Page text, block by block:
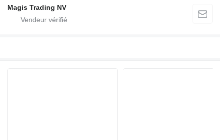
Magis Trading NV